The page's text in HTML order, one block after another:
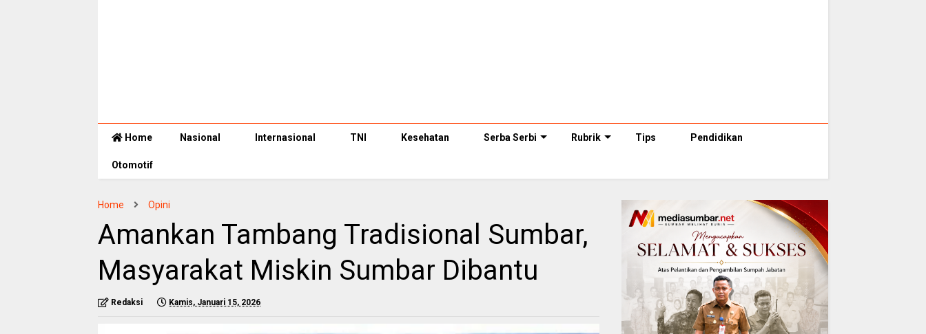
Home Nasional Internasional TNI Kesehatan Serba Serbi Rubrik Tips Pendidikan
Otomotif
Home Opini
Amankan Tambang Tradisional Sumbar,
Masyarakat Miskin Sumbar Dibantu
Redaksi Kamis, Januari 15, 2026